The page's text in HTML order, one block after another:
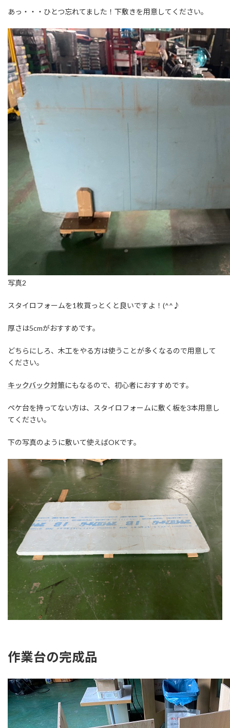
あっ・・・ひとつ忘れてました！下敷きを用意してください。
写真2
スタイロフォームを1枚買っとくと良いですよ！(^^♪
厚さは5cmがおすすめです。
どちらにしろ、木工をやる方は使うことが多くなるので用意して
ください。
キックバック対策にもなるので、初心者におすすめです。
ペケ台を持ってない方は、スタイロフォームに敷く板を3本用意し
てください。
下の写真のように敷いて使えばOKです。
作業台の完成品